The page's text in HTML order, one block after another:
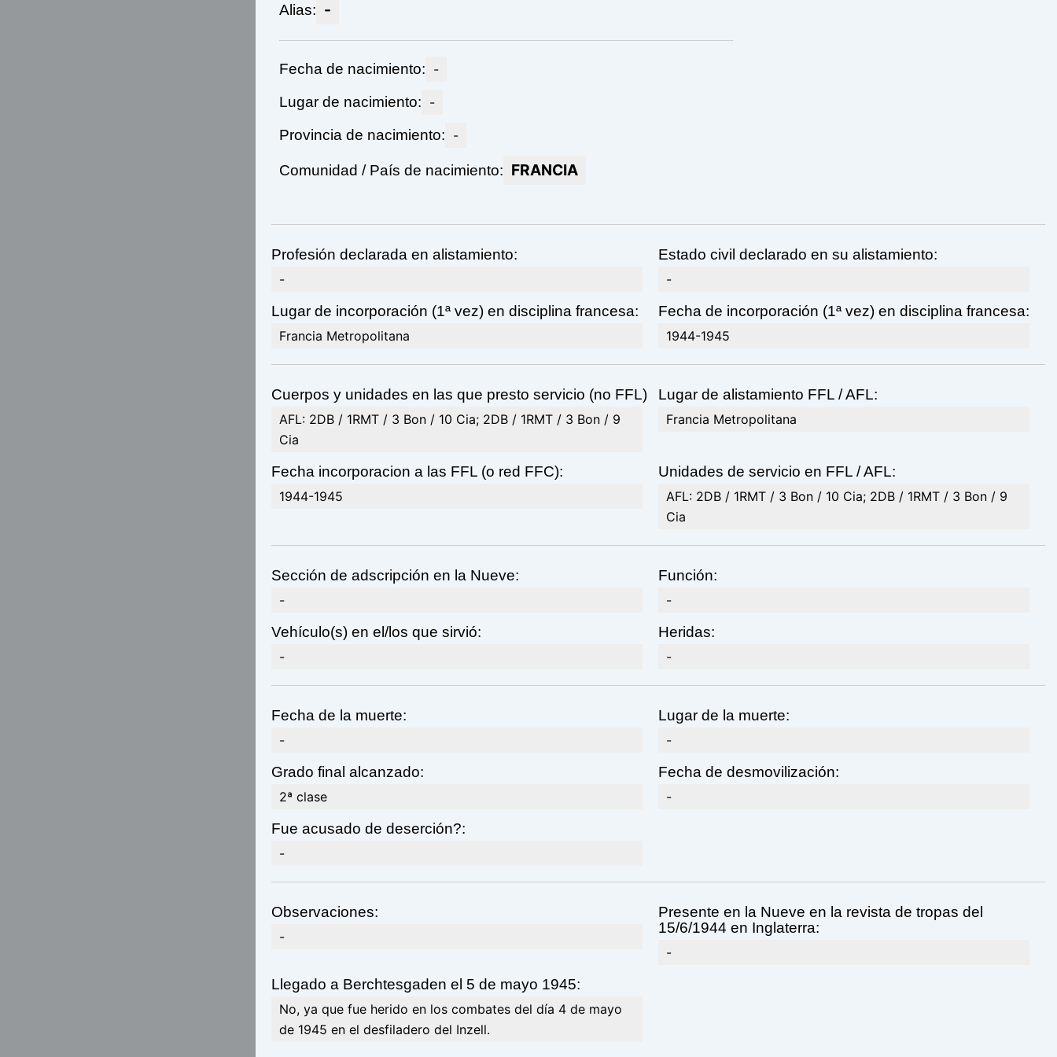
Alias: -
Fecha de nacimiento: -
Lugar de nacimiento: -
Provincia de nacimiento: -
Comunidad / País de nacimiento: FRANCIA
Profesión declarada en alistamiento:
-
Estado civil declarado en su alistamiento:
-
Lugar de incorporación (1ª vez) en disciplina francesa:
Francia Metropolitana
Fecha de incorporación (1ª vez) en disciplina francesa:
1944-1945
Cuerpos y unidades en las que presto servicio (no FFL)
AFL: 2DB / 1RMT / 3 Bon / 10 Cia; 2DB / 1RMT / 3 Bon / 9
Cia
Lugar de alistamiento FFL / AFL:
Francia Metropolitana
Fecha incorporacion a las FFL (o red FFC):
1944-1945
Unidades de servicio en FFL / AFL:
AFL: 2DB / 1RMT / 3 Bon / 10 Cia; 2DB / 1RMT / 3 Bon / 9
Cia
Sección de adscripción en la Nueve:
-
Función:
-
Vehículo(s) en el/los que sirvió:
-
Heridas:
-
Fecha de la muerte:
-
Lugar de la muerte:
-
Grado final alcanzado:
2ª clase
Fecha de desmovilización:
-
Fue acusado de deserción?:
-
Observaciones:
-
Presente en la Nueve en la revista de tropas del
15/6/1944 en Inglaterra:
-
Llegado a Berchtesgaden el 5 de mayo 1945:
No, ya que fue herido en los combates del día 4 de mayo
de 1945 en el desfiladero del Inzell.